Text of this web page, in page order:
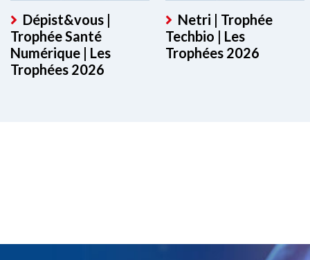
Dépist&vous |
Trophée Santé
Numérique | Les
Trophées 2026
Netri | Trophée
Techbio | Les
Trophées 2026